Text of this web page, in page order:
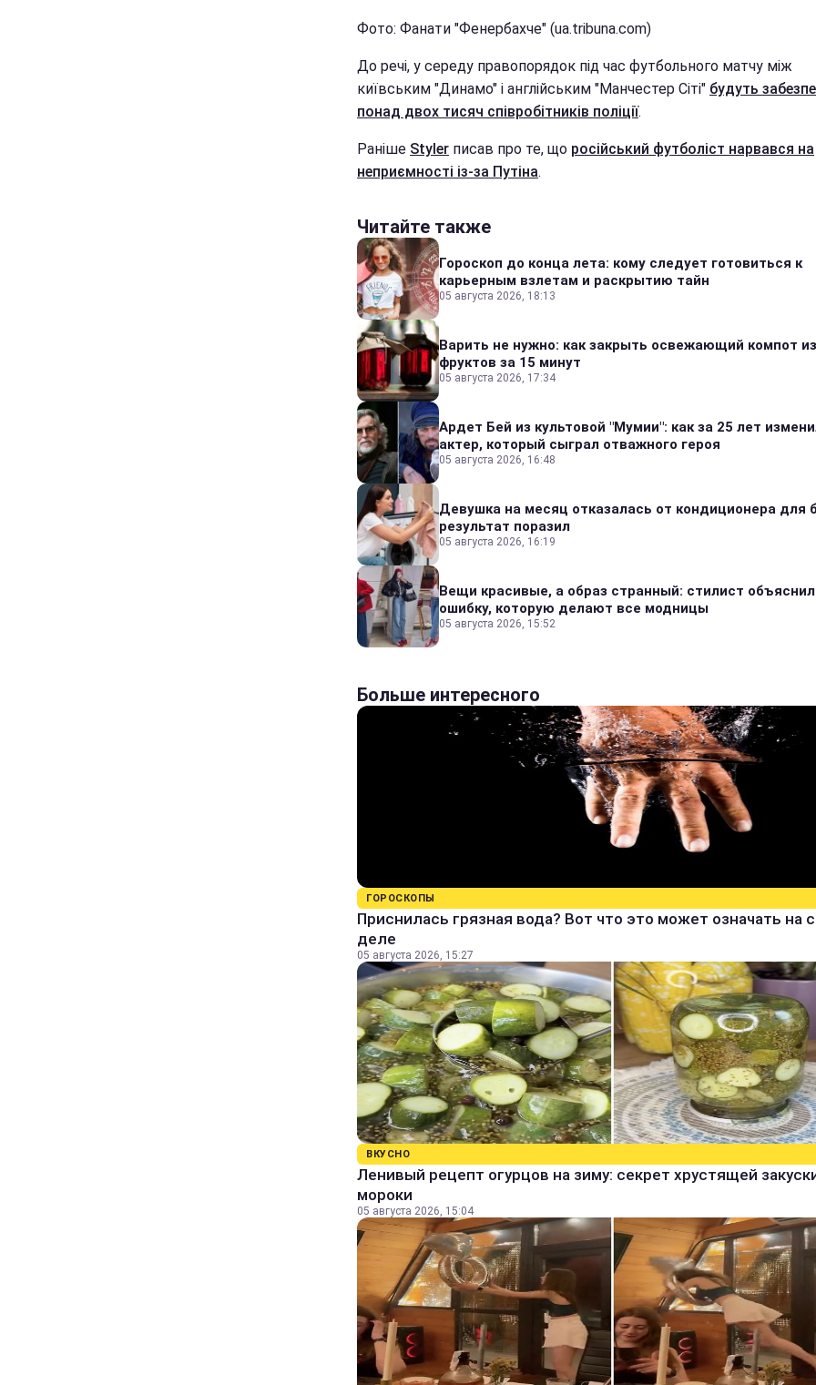
Фото: Фанати "Фенербахче" (ua.tribuna.com)
До речі, у середу правопорядок під час футбольного матчу між
київським "Динамо" і англійським "Манчестер Сіті" будуть
понад двох тисяч співробітників поліції.
Раніше Styler писав про те, що російський футболіст нарвався на
неприємності із-за Путіна.
Читайте также
Гороскоп до конца лета: кому следует готовиться к
карьерным взлетам и раскрытию тайн
05 августа 2026, 18:13
Варить не нужно: как закрыть освежающий компот
фруктов за 15 минут
05 августа 2026, 17:34
Ардет Бей из культовой "Мумии": как за 25 лет
актер, который сыграл отважного героя
05 августа 2026, 16:48
Девушка на месяц отказалась от кондиционера для
результат поразил
05 августа 2026, 16:19
Вещи красивые, а образ странный: стилист
ошибку, которую делают все модницы
05 августа 2026, 15:52
Больше интересного
ГОРОСКОПЫ
Приснилась грязная вода? Вот что это может означать на
деле
05 августа 2026, 15:27
ВКУСНО
Ленивый рецепт огурцов на зиму: секрет хрустящей
мороки
05 августа 2026, 15:04